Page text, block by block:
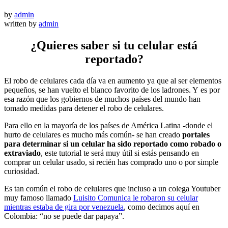
by admin
written by admin
¿Quieres saber si tu celular está
reportado?
El robo de celulares cada día va en aumento ya que al ser elementos
pequeños, se han vuelto el blanco favorito de los ladrones. Y es por
esa razón que los gobiernos de muchos países del mundo han
tomado medidas para detener el robo de celulares.
Para ello en la mayoría de los países de América Latina -donde el
hurto de celulares es mucho más común- se han creado portales
para determinar si un celular ha sido reportado como robado o
extraviado, este tutorial te será muy útil si estás pensando en
comprar un celular usado, si recién has comprado uno o por simple
curiosidad.
Es tan común el robo de celulares que incluso a un colega Youtuber
muy famoso llamado Luisito Comunica le robaron su celular
mientras estaba de gira por venezuela, como decimos aquí en
Colombia: “no se puede dar papaya”.